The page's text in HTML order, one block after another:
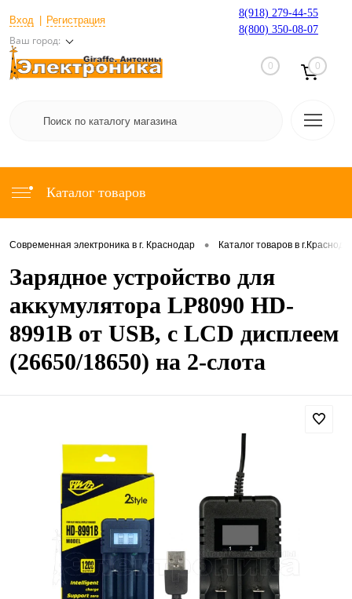
Вход Регистрация
Ваш город:
8(918) 279-44-55
8(800) 350-08-07
0 0
Каталог товаров
Современная электроника в г. Краснодар • Каталог товаров в
Зарядное устройство для
аккумулятора LP8090 HD-
8991B от USB, с LCD дисплеем
(26650/18650) на 2-слота